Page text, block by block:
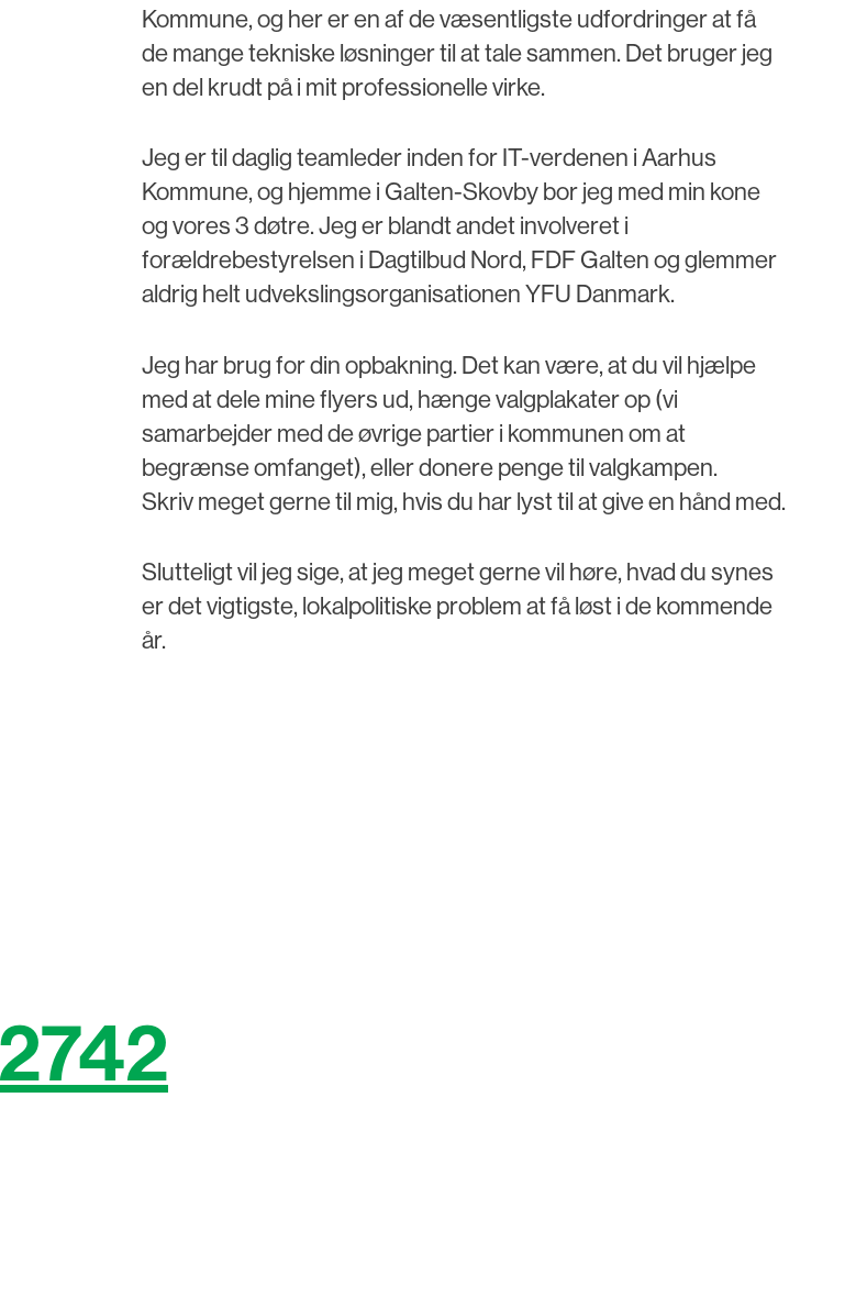
Kommune, og her er en af de væsentligste udfordringer at få
de mange tekniske løsninger til at tale sammen. Det bruger jeg
en del krudt på i mit professionelle virke.
Jeg er til daglig teamleder inden for IT-verdenen i Aarhus
Kommune, og hjemme i Galten-Skovby bor jeg med min kone
og vores 3 døtre. Jeg er blandt andet involveret i
forældrebestyrelsen i Dagtilbud Nord, FDF Galten og glemmer
aldrig helt udvekslingsorganisationen YFU Danmark.
Jeg har brug for din opbakning. Det kan være, at du vil hjælpe
med at dele mine flyers ud, hænge valgplakater op (vi
samarbejder med de øvrige partier i kommunen om at
begrænse omfanget), eller donere penge til valgkampen.
Skriv meget gerne til mig, hvis du har lyst til at give en hånd med.
Slutteligt vil jeg sige, at jeg meget gerne vil høre, hvad du synes
er det vigtigste, lokalpolitiske problem at få løst i de kommende
år.